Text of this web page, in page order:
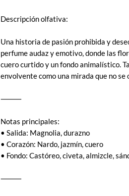
Descripción olfativa:
Una historia de pasión prohibida y
perfume audaz y emotivo, donde las
cuero curtido y un fondo animalístico.
envolvente como una mirada que no se
⸻
Notas principales:
• Salida: Magnolia, durazno
• Corazón: Nardo, jazmín, cuero
• Fondo: Castóreo, civeta, almizcle,
⸻